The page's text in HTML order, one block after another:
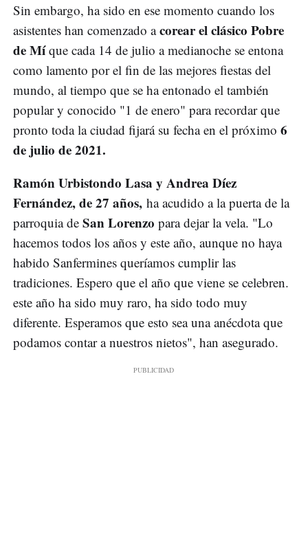
Sin embargo, ha sido en ese momento cuando los
asistentes han comenzado acorear el clásico Pobre
de Míque cada 14 de julio a medianoche se entona
como lamento por el fin de las mejores fiestas del
mundo, al tiempo que se ha entonado el también
popular y conocido "1 de enero" para recordar que
pronto toda la ciudad fijará su fecha en el próximo 6
de julio de 2021.
Ramón Urbistondo Lasa y Andrea Díez
Fernández, de 27 años, ha acudido a la puerta de la
parroquia de San Lorenzo para dejar la vela. "Lo
hacemos todos los años y este año, aunque no haya
habido Sanfermines queríamos cumplir las
tradiciones. Espero que el año que viene se celebren.
este año ha sido muy raro, ha sido todo muy
diferente. Esperamos que esto sea una anécdota que
podamos contar a nuestros nietos", han asegurado.